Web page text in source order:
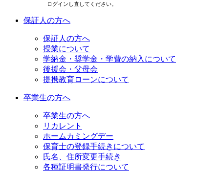
ログインし直してください。
保証人の方へ
保証人の方へ
授業について
学納金・奨学金・学費の納入について
後援会・父母会
提携教育ローンについて
卒業生の方へ
卒業生の方へ
リカレント
ホームカミングデー
保育士の登録手続きについて
氏名、住所変更手続き
各種証明書発行について